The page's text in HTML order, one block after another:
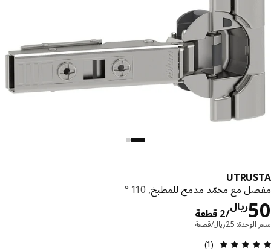
مع مخمّد مدمج للمطبخ,110 °
ريال
/2 قطعة السعر ريال 50/2 قطعة
‭25‬ريال/قطعة
مراجعة التقييم: 5 من أصل 5 النجوم. إجمالي المراجعات: 1
(1)